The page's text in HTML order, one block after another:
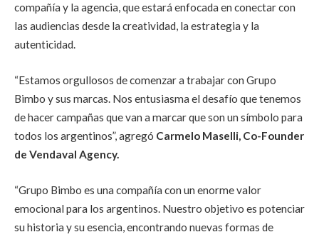
compañía y la agencia, que estará enfocada en conectar con
las audiencias desde la creatividad, la estrategia y la
autenticidad.
“Estamos orgullosos de comenzar a trabajar con Grupo
Bimbo y sus marcas. Nos entusiasma el desafío que tenemos
de hacer campañas que van a marcar que son un símbolo para
todos los argentinos”, agregó Carmelo Maselli, Co-Founder
de Vendaval Agency.
“Grupo Bimbo es una compañía con un enorme valor
emocional para los argentinos. Nuestro objetivo es potenciar
su historia y su esencia, encontrando nuevas formas de